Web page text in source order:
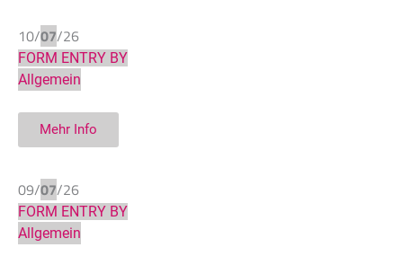
10/07/26
FORM ENTRY BY
Allgemein
Mehr Info
09/07/26
FORM ENTRY BY
Allgemein